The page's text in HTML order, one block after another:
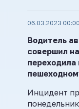
06.03.2023 00:00
Водитель
совершил
Инцидент